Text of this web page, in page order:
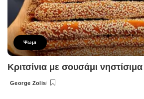
Ψωμι
Κριτσίνια με σουσάμι νηστίσιμα
Posted
George Zolis